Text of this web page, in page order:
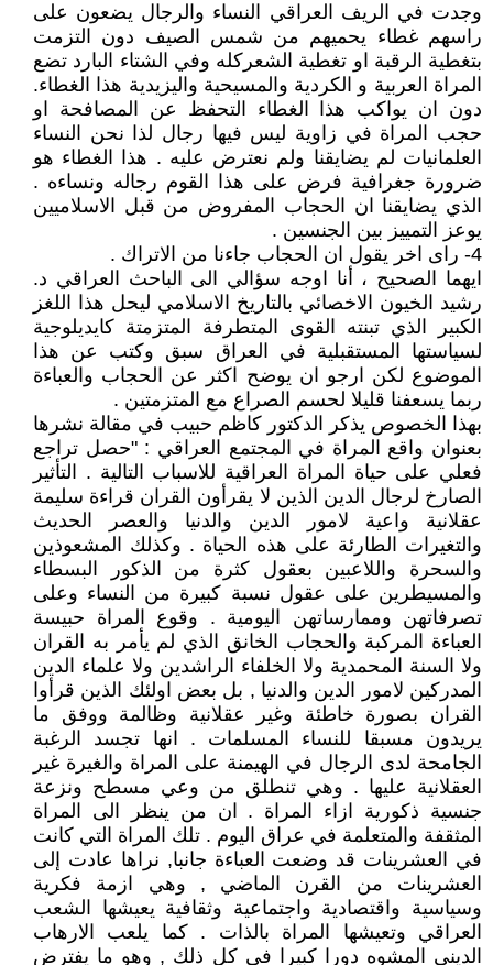
وجدت في الريف العراقي النساء والرجال يضعون على
راسهم غطاء يحميهم من شمس الصيف دون التزمت
بتغطية الرقبة او تغطية الشعركله وفي الشتاء البارد تضع
المراة العربية و الكردية والمسيحية واليزيدية هذا الغطاء.
دون ان يواكب هذا الغطاء التحفظ عن المصافحة او
حجب المراة في زاوية ليس فيها رجال لذا نحن النساء
العلمانيات لم يضايقنا ولم نعترض عليه . هذا الغطاء هو
ضرورة جغرافية فرض على هذا القوم رجاله ونساءه .
الذي يضايقنا ان الحجاب المفروض من قبل الاسلاميين
يوعز التمييز بين الجنسين .
4- راى اخر يقول ان الحجاب جاءنا من الاتراك .
ايهما الصحيح ، أنا اوجه سؤالي الى الباحث العراقي د.
رشيد الخيون الاخصائي بالتاريخ الاسلامي ليحل هذا اللغز
الكبير الذي تبنته القوى المتطرفة المتزمتة كايديلوجية
لسياستها المستقبلية في العراق سبق وكتب عن هذا
الموضوع لكن ارجو ان يوضح اكثر عن الحجاب والعباءة
ربما يسعفنا قليلا لحسم الصراع مع المتزمتين .
بهذا الخصوص يذكر الدكتور كاظم حبيب في مقالة نشرها
بعنوان واقع المراة في المجتمع العراقي : "حصل تراجع
فعلي على حياة المراة العراقية للاسباب التالية . التأثير
الصارخ لرجال الدين الذين لا يقرأون القران قراءة سليمة
عقلانية واعية لامور الدين والدنيا والعصر الحديث
والتغيرات الطارئة على هذه الحياة . وكذلك المشعوذين
والسحرة واللاعبين بعقول كثرة من الذكور البسطاء
والمسيطرين على عقول نسبة كبيرة من النساء وعلى
تصرفاتهن وممارساتهن اليومية . وقوع المراة حبيسة
العباءة المركبة والحجاب الخانق الذي لم يأمر به القران
ولا السنة المحمدية ولا الخلفاء الراشدين ولا علماء الدين
المدركين لامور الدين والدنيا , بل بعض اولئك الذين قرأوا
القران بصورة خاطئة وغير عقلانية وظالمة ووفق ما
يريدون مسبقا للنساء المسلمات . انها تجسد الرغبة
الجامحة لدى الرجال في الهيمنة على المراة والغيرة غير
العقلانية عليها . وهي تنطلق من وعي مسطح ونزعة
جنسية ذكورية ازاء المراة . ان من ينظر الى المراة
المثقفة والمتعلمة في عراق اليوم . تلك المراة التي كانت
في العشرينات قد وضعت العباءة جانبا, نراها عادت إلى
العشرينات من القرن الماضي , وهي ازمة فكرية
وسياسية واقتصادية واجتماعية وثقافية يعيشها الشعب
العراقي وتعيشها المراة بالذات . كما يلعب الارهاب
الديني المشوه دورا كبيرا في كل ذلك , وهو ما يفترض